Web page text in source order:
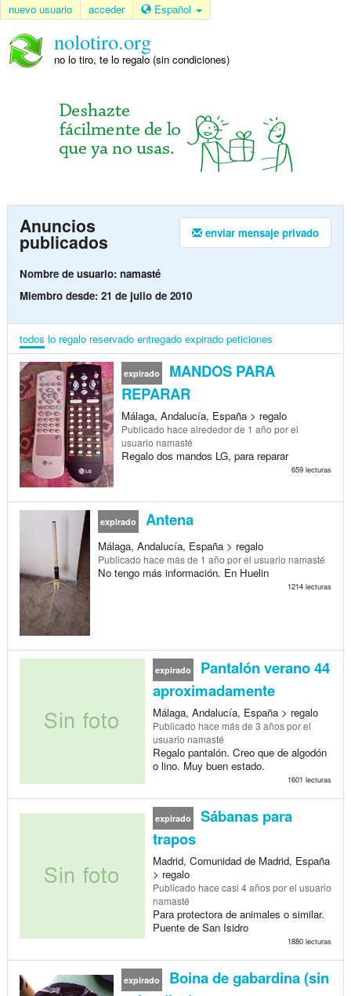
nuevo usuario acceder Español
nolotiro.org
no lo tiro, te lo regalo (sin condiciones)
enviar mensaje privado
Anuncios
publicados
Nombre de usuario: namasté
Miembro desde: 21 de julio de 2010
todos lo regalo reservado entregado expirado peticiones
expirado
MANDOS PARA
REPARAR
Málaga, Andalucía, España > regalo
Publicado hace alrededor de 1 año por el
usuario namasté
Regalo dos mandos LG, para reparar
659 lecturas
expirado Antena
Málaga, Andalucía, España > regalo
Publicado hace más de 1 año por el usuario namasté
No tengo más información. En Huelin
1214 lecturas
expirado
Pantalón verano 44
aproximadamente
Málaga, Andalucía, España > regalo
Publicado hace más de 3 añospor el
usuario namasté
Regalo pantalón. Creo que de algodón
o lino. Muy buen estado.
1601 lecturas
expirado
Sábanas para
trapos
Madrid, Comunidad de Madrid, España
> regalo
Publicado hace casi 4 añospor el usuario
namasté
Para protectora de animales o similar.
Puente de San Isidro
1880 lecturas
expirado
Boina de gabardina (sin